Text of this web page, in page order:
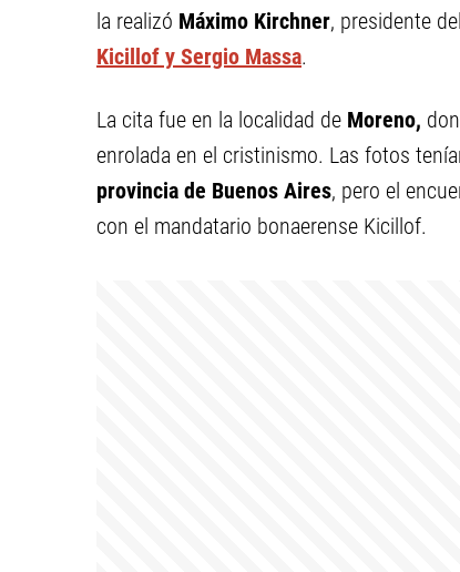
la realizó Máximo Kirchner, presidente
Kicillof y Sergio Massa.
La cita fue en la localidad de Moreno,
enrolada en el cristinismo. Las fotos
provincia de Buenos Aires, pero el
con el mandatario bonaerense Kicillof.